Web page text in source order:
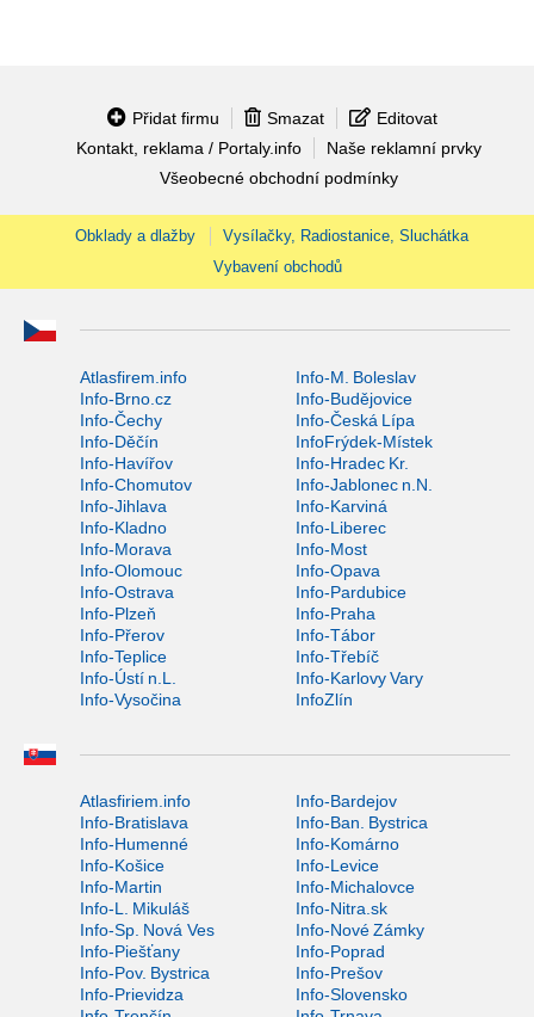
Přidat firmu Smazat
Editovat
Kontakt, reklama / Portaly.info
Naše reklamní prvky
Všeobecné obchodní podmínky
Obklady a dlažby
Vysílačky, Radiostanice, Sluchátka
Vybavení obchodů
Atlasfirem.info
Info-M. Boleslav
Info-Brno.cz
Info-Budějovice
Info-Čechy
Info-Česká Lípa
Info-Děčín
InfoFrýdek-Místek
Info-Havířov
Info-Hradec Kr.
Info-Chomutov
Info-Jablonec n.N.
Info-Jihlava
Info-Karviná
Info-Kladno
Info-Liberec
Info-Morava
Info-Most
Info-Olomouc
Info-Opava
Info-Ostrava
Info-Pardubice
Info-Plzeň
Info-Praha
Info-Přerov
Info-Tábor
Info-Teplice
Info-Třebíč
Info-Ústí n.L.
Info-Karlovy Vary
Info-Vysočina
InfoZlín
Atlasfiriem.info
Info-Bardejov
Info-Bratislava
Info-Ban. Bystrica
Info-Humenné
Info-Komárno
Info-Košice
Info-Levice
Info-Martin
Info-Michalovce
Info-L. Mikuláš
Info-Nitra.sk
Info-Sp. Nová Ves
Info-Nové Zámky
Info-Piešťany
Info-Poprad
Info-Pov. Bystrica
Info-Prešov
Info-Prievidza
Info-Slovensko